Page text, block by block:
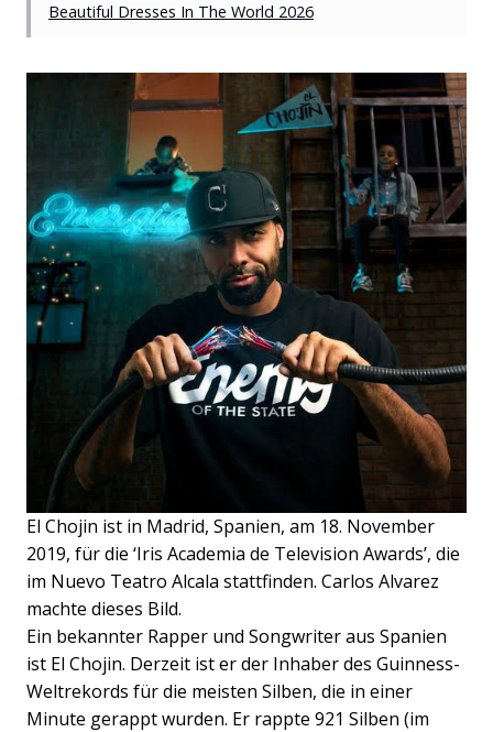
Beautiful Dresses In The World 2026
El Chojin ist in Madrid, Spanien, am 18. November
2019, für die ‘Iris Academia de Television Awards’, die
im Nuevo Teatro Alcala stattfinden. Carlos Alvarez
machte dieses Bild.
Ein bekannter Rapper und Songwriter aus Spanien
ist El Chojin. Derzeit ist er der Inhaber des Guinness-
Weltrekords für die meisten Silben, die in einer
Minute gerappt wurden. Er rappte 921 Silben (im